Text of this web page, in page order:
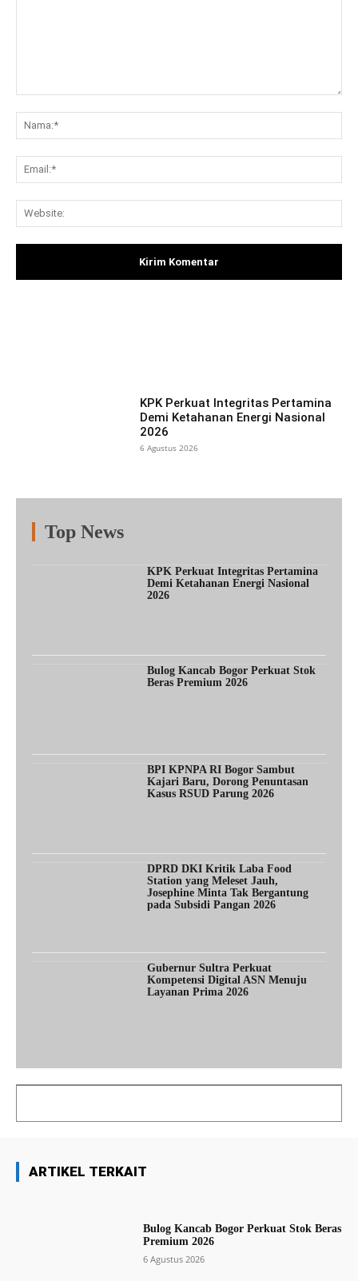
KPK Perkuat Integritas Pertamina
Demi Ketahanan Energi Nasional
2026
6 Agustus 2026
Top News
KPK Perkuat Integritas Pertamina
Demi Ketahanan Energi Nasional
2026
Bulog Kancab Bogor Perkuat Stok
Beras Premium 2026
BPI KPNPA RI Bogor Sambut
Kajari Baru, Dorong Penuntasan
Kasus RSUD Parung 2026
DPRD DKI Kritik Laba Food
Station yang Meleset Jauh,
Josephine Minta Tak Bergantung
pada Subsidi Pangan 2026
Gubernur Sultra Perkuat
Kompetensi Digital ASN Menuju
Layanan Prima 2026
ARTIKEL TERKAIT
Bulog Kancab Bogor Perkuat Stok Beras
Premium 2026
6 Agustus 2026